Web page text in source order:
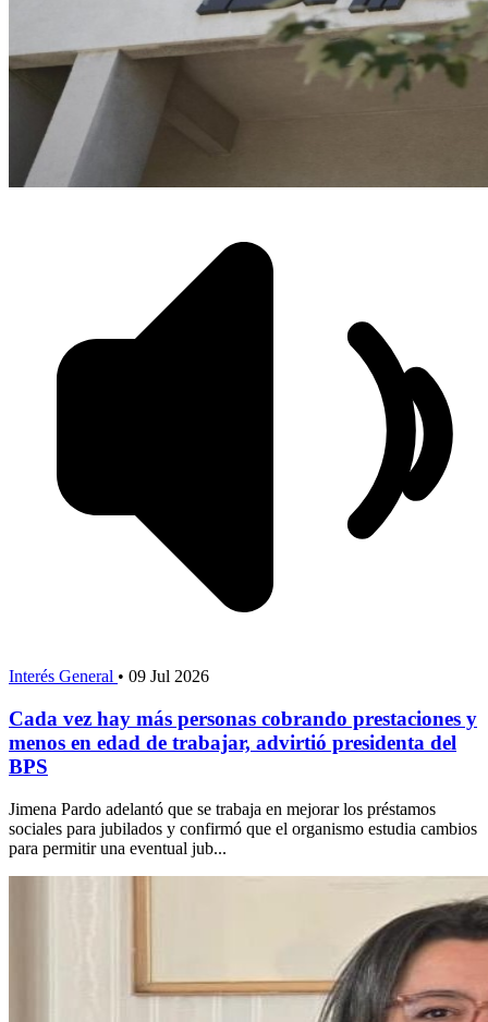
Interés General • 09 Jul 2026
Cada vez hay más personas cobrando prestaciones y
menos en edad de trabajar, advirtió presidenta del
BPS
Jimena Pardo adelantó que se trabaja en mejorar los préstamos
sociales para jubilados y confirmó que el organismo estudia cambios
para permitir una eventual jub...